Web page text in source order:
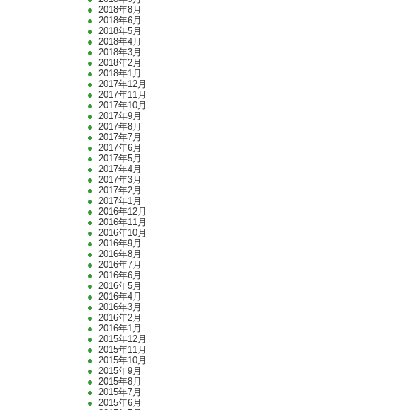
2018年8月
2018年6月
2018年5月
2018年4月
2018年3月
2018年2月
2018年1月
2017年12月
2017年11月
2017年10月
2017年9月
2017年8月
2017年7月
2017年6月
2017年5月
2017年4月
2017年3月
2017年2月
2017年1月
2016年12月
2016年11月
2016年10月
2016年9月
2016年8月
2016年7月
2016年6月
2016年5月
2016年4月
2016年3月
2016年2月
2016年1月
2015年12月
2015年11月
2015年10月
2015年9月
2015年8月
2015年7月
2015年6月